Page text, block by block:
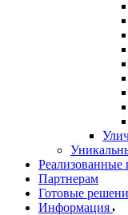
Реализованные
Партнерам
Готовые
Информация